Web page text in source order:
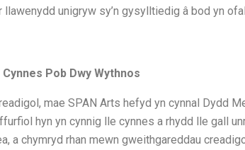
llawenydd unigryw sy’n gysylltiedig â bod yn
Pob Dwy Wythnos
mae SPAN Arts hefyd yn cynnal Dydd
hyn yn cynnig lle cynnes a rhydd lle gall
a chymryd rhan mewn gweithgareddau